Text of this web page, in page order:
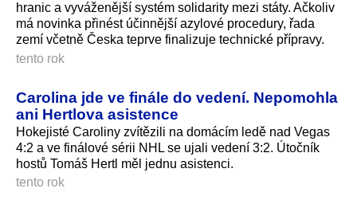
hranic a vyváženější systém solidarity mezi státy. Ačkoliv
má novinka přinést účinnější azylové procedury, řada
zemí včetně Česka teprve finalizuje technické přípravy.
tento rok
Carolina jde ve finále do vedení. Nepomohla
ani Hertlova asistence
Hokejisté Caroliny zvítězili na domácím ledě nad Vegas
4:2 a ve finálové sérii NHL se ujali vedení 3:2. Útočník
hostů Tomáš Hertl měl jednu asistenci.
tento rok